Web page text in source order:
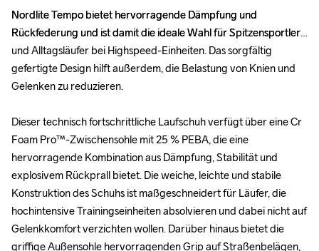
Nordlite Tempo bietet hervorragende Dämpfung und
Rückfederung und ist damit die ideale Wahl für Spitzensportler
und Alltagsläufer bei Highspeed-Einheiten. Das sorgfältig
gefertigte Design hilft außerdem, die Belastung von Knien und
Gelenken zu reduzieren.
Dieser technisch fortschrittliche Laufschuh verfügt über eine Cr
Foam Pro™-Zwischensohle mit 25 % PEBA, die eine
hervorragende Kombination aus Dämpfung, Stabilität und
explosivem Rückprall bietet. Die weiche, leichte und stabile
Konstruktion des Schuhs ist maßgeschneidert für Läufer, die
hochintensive Trainingseinheiten absolvieren und dabei nicht auf
Gelenkkomfort verzichten wollen. Darüber hinaus bietet die
griffige Außensohle hervorragenden Grip auf Straßenbelägen,
Nordlite Tempo bietet hervorragende Dämpfung und
Rückfederung und ist damit die ideale Wahl für Spitzensportler
und Alltagsläufer bei Highspeed-Einheiten. Das sorgfältig
gefertigte Design hilft außerdem, die Belastung von Knien und
Gelenken zu reduzieren.
Dieser technisch fortschrittliche Laufschuh verfügt über eine Cr
Foam Pro™-Zwischensohle mit 25 % PEBA, die eine
hervorragende Kombination aus Dämpfung, Stabilität und
explosivem Rückprall bietet. Die weiche, leichte und stabile
Konstruktion des Schuhs ist maßgeschneidert für Läufer, die
hochintensive Trainingseinheiten absolvieren und dabei nicht auf
Gelenkkomfort verzichten wollen. Darüber hinaus bietet die
griffige Außensohle hervorragenden Grip auf Straßenbelägen,